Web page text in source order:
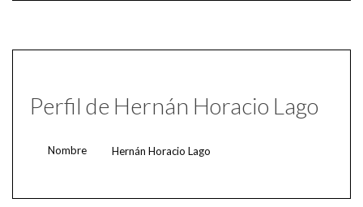
Perfil de Hernán Horacio Lago
Nombre Hernán Horacio Lago